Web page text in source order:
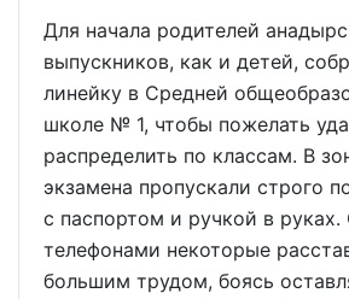
Для начала родителей
выпускников, как и детей,
линейку в Средней
школе № 1, чтобы пожелать
распределить по классам. В
экзамена пропускали строго
с паспортом и ручкой в
телефонами некоторые
большим трудом, боясь